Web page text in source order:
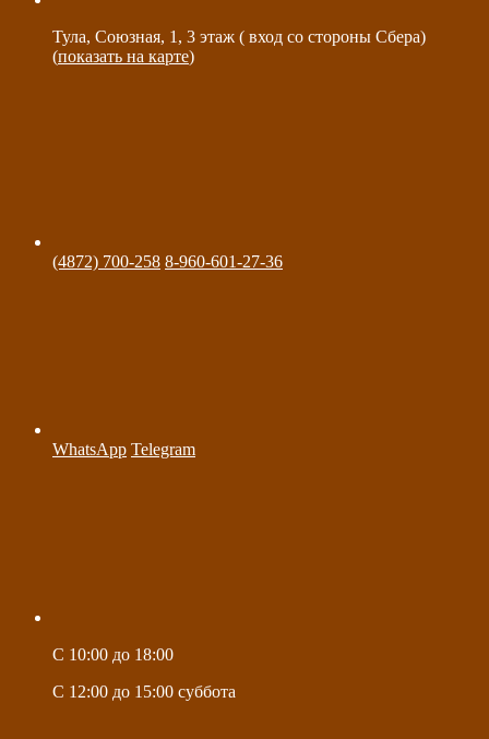
Тула, Союзная, 1, 3 этаж ( вход со стороны Сбера)
(показать на карте)
(4872) 700-258 8-960-601-27-36
WhatsApp Telegram
C 10:00 до 18:00
C 12:00 до 15:00 суббота